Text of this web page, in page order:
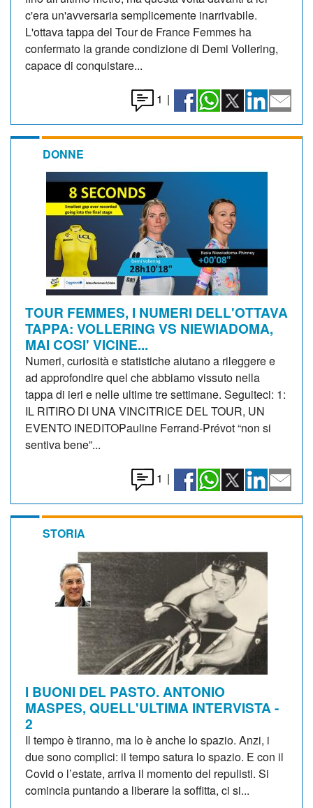
c'era un'avversaria semplicemente inarrivabile.
L'ottava tappa del Tour de France Femmes ha
confermato la grande condizione di Demi Vollering,
capace di conquistare...
1 |
DONNE
TOUR FEMMES, I NUMERI DELL'OTTAVA
TAPPA: VOLLERING VS NIEWIADOMA,
MAI COSI' VICINE...
Numeri, curiosità e statistiche aiutano a rileggere e
ad approfondire quel che abbiamo vissuto nella
tappa di ieri e nelle ultime tre settimane. Seguiteci: 1:
IL RITIRO DI UNA VINCITRICE DEL TOUR, UN
EVENTO INEDITOPauline Ferrand-Prévot “non si
sentiva bene”...
1 |
STORIA
I BUONI DEL PASTO. ANTONIO
MASPES, QUELL'ULTIMA INTERVISTA -
2
Il tempo è tiranno, ma lo è anche lo spazio. Anzi, i
due sono complici: il tempo satura lo spazio. E con il
Covid o l’estate, arriva il momento del repulisti. Si
comincia puntando a liberare la soffitta, ci si...